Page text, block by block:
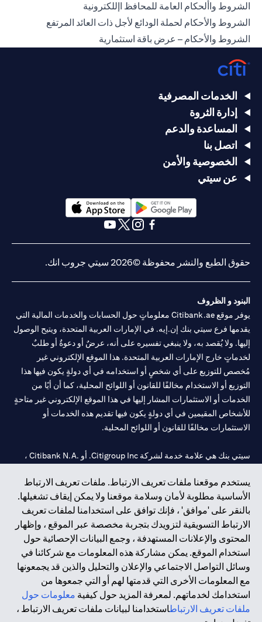
الشروط واألحكام العامة للمحافظ اإللكترونية
الشروط والأحكام لحملة الودائع لأجل ذات العائد المرتفع
الشروط والأحكام – عرض باقة استثمارية
يستخدم موقعنا ملفات تعريف الارتباط. ملفات تعريف الارتباط
الأساسية مطلوبة لأمان وسلامة موقعنا ولا يمكن إيقاف تشغيلها.
بالنقر على 'موافق' ، فإنك توافق على استخدامنا لملفات تعريف
الارتباط التسويقية لتزويدك بتجربة مخصصة عبر الموقع ، وإظهار
المحتوى والإعلانات المستهدفة ، وجمع البيانات الإحصائية حول
استخدام الموقع. يمكن مشاركة هذه المعلومات مع شركائنا في
وسائل التواصل الاجتماعي والإعلان والتحليل والذين قد يجمعونها
مع المعلومات الأخرى التي قدمتها لهم أو التي جمعوها من
استخدامك لخدماتهم. لمعرفة المزيد حول كيفية معلومات حول
ملفات تعريف الارتباطاستخدامنا لبيانات ملفات تعريف الارتباط ،
الخدمات المصرفية
إدارة الثروة
المساعدة والدعم
اتصل بنا
الخصوصية والأمن
عن سيتي
(opens in a new tab)
حقوق الطبع والنشر محفوظة ©2026 سيتي جروب انك.
البنود و الظروف
يوفر موقع Citibank.ae معلوماتٍ حول الحسابات والخدمات المالية التي
يقدمها فرع سيتي بنك إن.إيه. في الإمارات العربية المتحدة، ويتيح الوصول
إليها. ولا يُقصد به، ولا ينبغي تفسيره على أنه، عرضٌ أو دعوةٌ أو طلبٌ
لخدماتٍ خارج الإمارات العربية المتحدة. هذا الموقع الإلكتروني غير
مُخصص للتوزيع على أي شخصٍ أو استخدامه في أي دولةٍ يكون فيها هذا
التوزيع أو الاستخدام مخالفًا للقانون أو اللوائح المحلية، كما أن أيًا من
الخدمات أو الاستثمارات المشار إليها في هذا الموقع الإلكتروني غير متاحةٍ
للأشخاص المقيمين في أي دولةٍ يكون فيها تقديم هذه الخدمات أو
الاستثمارات مخالفًا للقانون أو اللوائح المحلية.
سيتي بنك هي علامة خدمة لشركة Citigroup Inc. أو .Citibank N.A ،
سيتي بنك إن. إيه. الإمارات مسجل لدى مصرف الإمارات المركزي تحت
أرقام التراخيص 202563 لفرع الوصل في دبي، 531989 لفرع مول
الإمارات في دبي، وCN-1002019لفرع أبوظبي. هاتف: 4000 311 04.
فرع سيتي بنك إن إيه - الإمارات العربية المتحدة مرخص من مصرف
الإمارات العربية المتحدة المركزي كفرع لبنك أجنبي.
سيتي بنك إن إيه الإمارات العربية المتحدة مرخص من هيئة الأوراق المالية
والسلع في الإمارات العربية المتحدة ("SCA") للقيام بالنشاط المالي لـ أ)
الاستشارات المالية والتعريف والترويج بموجب ترخيص رقم
20200000097 ب) وسيط تداول في الأسواق الدولية بموجب ترخيص